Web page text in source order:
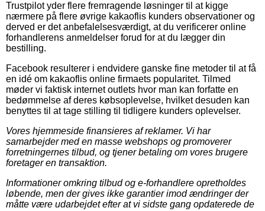
Trustpilot yder flere fremragende løsninger til at kigge
nærmere på flere øvrige kakaoflis kunders observationer og
derved er det anbefalelsesværdigt, at du verificerer online
forhandlerens anmeldelser forud for at du lægger din
bestilling.
Facebook resulterer i endvidere ganske fine metoder til at få
en idé om kakaoflis online firmaets popularitet. Tilmed
møder vi faktisk internet outlets hvor man kan forfatte en
bedømmelse af deres købsoplevelse, hvilket desuden kan
benyttes til at tage stilling til tidligere kunders oplevelser.
Vores hjemmeside finansieres af reklamer. Vi har
samarbejder med en masse webshops og promoverer
forretningernes tilbud, og tjener betaling om vores brugere
foretager en transaktion.
Informationer omkring tilbud og e-forhandlere opretholdes
løbende, men der gives ikke garantier imod ændringer der
måtte være udarbejdet efter at vi sidste gang opdaterede de